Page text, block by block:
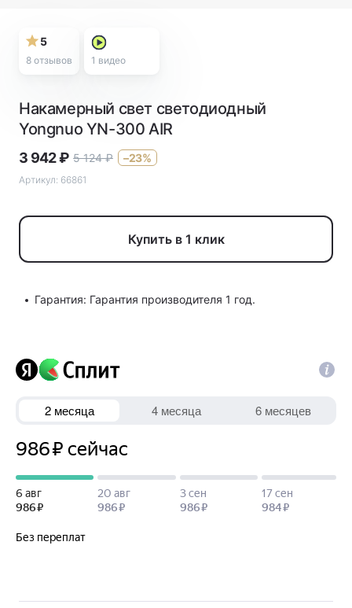
5
8 отзывов 1 видео
Накамерный свет светодиодный
Yongnuo YN-300 AIR
3 942₽ 5 124 ₽ –23%
Артикул: 66861
Купить в 1 клик
Гарантия: Гарантия производителя 1 год.